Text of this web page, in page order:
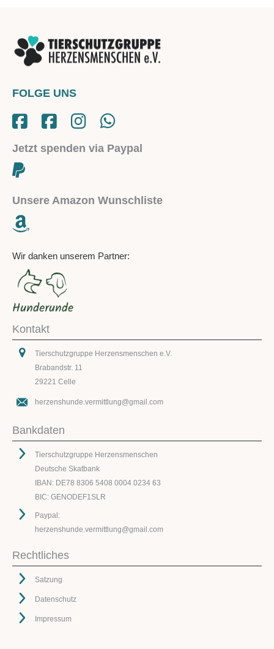
FOLGE UNS
Jetzt spenden via Paypal
Unsere Amazon Wunschliste
Wir danken unserem Partner:
Kontakt
Tierschutzgruppe Herzensmenschen e.V.
Brabandstr. 11
29221 Celle
herzenshunde.vermittlung@gmail.com
Bankdaten
Tierschutzgruppe Herzensmenschen
Deutsche Skatbank
IBAN: DE78 8306 5408 0004 0234 63
BIC: GENODEF1SLR
Paypal:
herzenshunde.vermittlung@gmail.com
Rechtliches
Satzung
Datenschutz
Impressum